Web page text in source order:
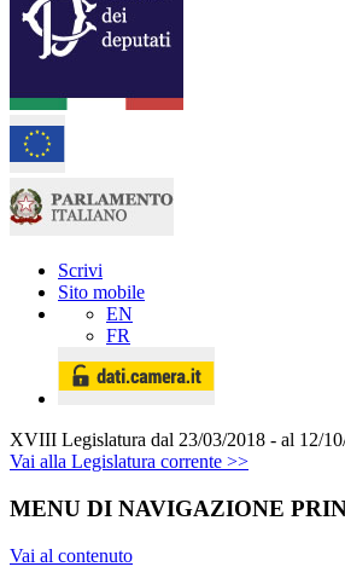
Scrivi
Sito mobile
EN
FR
XVIII Legislatura dal 23/03/2018 - al 12/
Vai alla Legislatura corrente >>
MENU DI NAVIGAZIONE
Vai al contenuto